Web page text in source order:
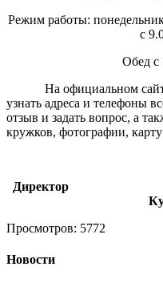
Режим работы:
с
Обед с
На официальном
узнать адреса и телефоны
отзыв и задать вопрос, а
кружков, фотографии,
Просмотров: 5772
Новости